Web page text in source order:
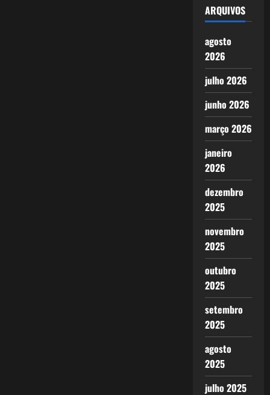
ARQUIVOS
agosto
2026
julho 2026
junho 2026
março 2026
janeiro
2026
dezembro
2025
novembro
2025
outubro
2025
setembro
2025
agosto
2025
julho 2025